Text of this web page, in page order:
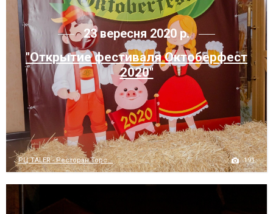
23 вересня 2020 р.
"Открытие фестиваля Октоберфест
2020"
РЦ TALER - Ресторан Торс... 191